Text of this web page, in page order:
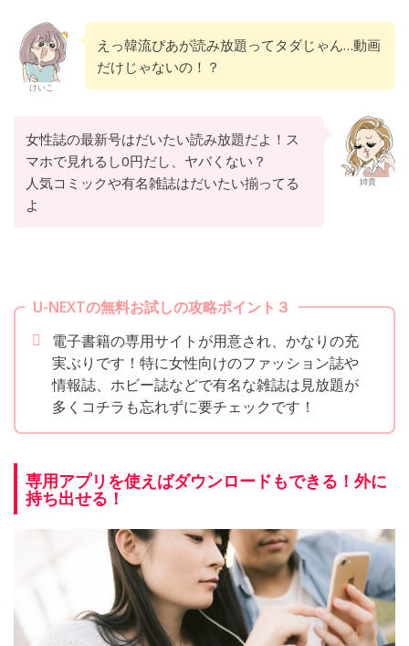
けいこ
えっ韓流ぴあが読み放題ってタダじゃん…動画
だけじゃないの！？
姉貴
女性誌の最新号はだいたい読み放題だよ！ス
マホで見れるし0円だし、ヤバくない？
人気コミックや有名雑誌はだいたい揃ってる
よ
U-NEXTの無料お試しの攻略ポイント３
電子書籍の専用サイトが用意され、かなりの充
実ぶりです！特に女性向けのファッション誌や
情報誌、ホビー誌などで有名な雑誌は見放題が
多くコチラも忘れずに要チェックです！
専用アプリを使えばダウンロードもできる！外に
持ち出せる！